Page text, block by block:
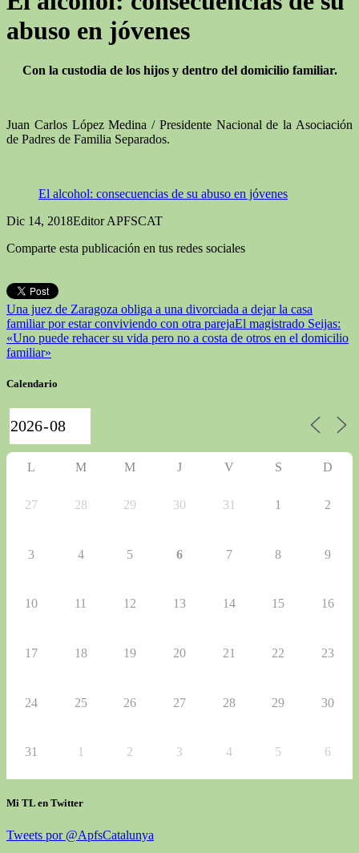
abuso en jóvenes
Con la custodia de los hijos y dentro del domicilio familiar.
Juan Carlos López Medina / Presidente Nacional de la Asociación
de Padres de Familia Separados.
El alcohol: consecuencias de su abuso en jóvenes
Dic 14, 2018Editor APFSCAT
Comparte esta publicación en tus redes sociales
Una juez de Zaragoza obliga a una divorciada a dejar la casa
familiar por estar conviviendo con otra parejaEl magistrado Seijas:
«Uno puede rehacer su vida pero no a costa de otros en el domicilio
familiar»
Calendario
L M M J V S D
27 28 29 30 31 1 2
3 4 5 6 7 8 9
10 11 12 13 14 15 16
17 18 19 20 21 22 23
24 25 26 27 28 29 30
31 1 2 3 4 5 6
Mi TL en Twitter
Tweets por @ApfsCatalunya